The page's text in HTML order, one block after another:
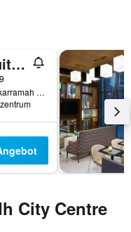
Sanam Suites Serviced Apartments - Riyadh
1, Makkah Al Mukarramah Road, Riad, Saudi-Arabien
City Centre